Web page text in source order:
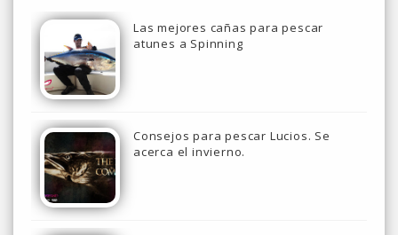
Las mejores cañas para pescar
atunes a Spinning
Consejos para pescar Lucios. Se
acerca el invierno.